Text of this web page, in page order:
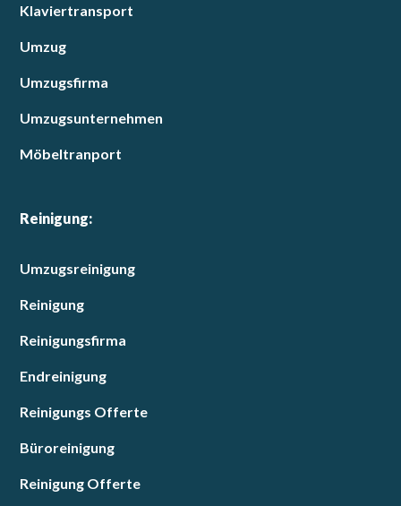
Klaviertransport
Umzug
Umzugsfirma
Umzugsunternehmen
Möbeltranport
Reinigung:
Umzugsreinigung
Reinigung
Reinigungsfirma
Endreinigung
Reinigungs Offerte
Büroreinigung
Reinigung Offerte